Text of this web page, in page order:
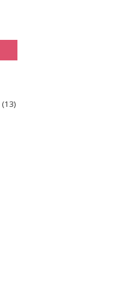
(13)